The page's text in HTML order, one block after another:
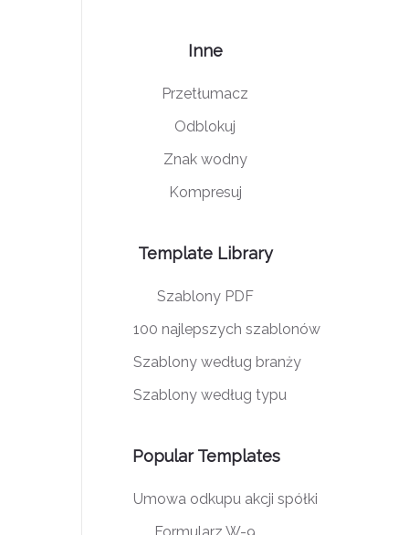
Inne
Przetłumacz
Odblokuj
Znak wodny
Kompresuj
Template Library
Szablony PDF
100 najlepszych szablonów
Szablony według branży
Szablony według typu
Popular Templates
Umowa odkupu akcji spółki